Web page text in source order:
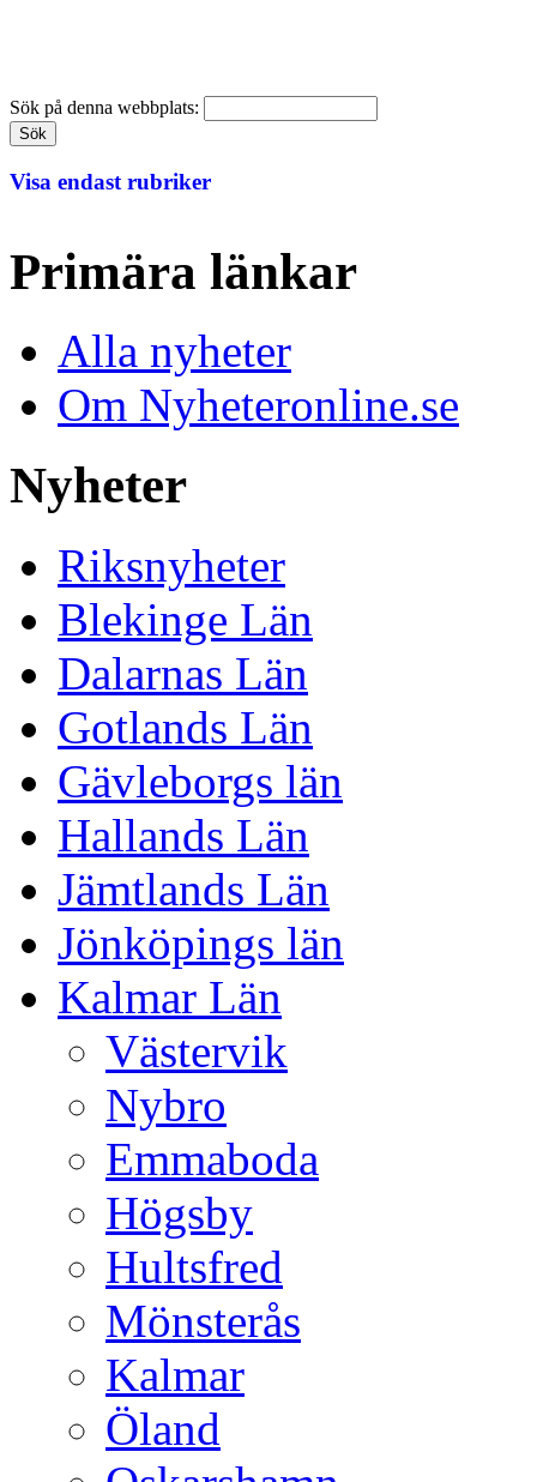
Sök på denna webbplats:
Visa endast rubriker
Primära länkar
Alla nyheter
Om Nyheteronline.se
Nyheter
Riksnyheter
Blekinge Län
Dalarnas Län
Gotlands Län
Gävleborgs län
Hallands Län
Jämtlands Län
Jönköpings län
Kalmar Län
Västervik
Nybro
Emmaboda
Högsby
Hultsfred
Mönsterås
Kalmar
Öland